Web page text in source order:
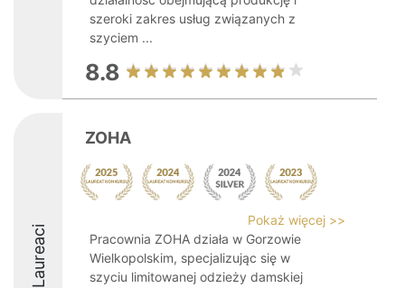
szeroki zakres usług związanych z
szyciem ...
8.8
Laureaci
ZOHA
Pokaż więcej >>
Pracownia ZOHA działa w Gorzowie
Wielkopolskim, specjalizując się w
szyciu limitowanej odzieży damskiej